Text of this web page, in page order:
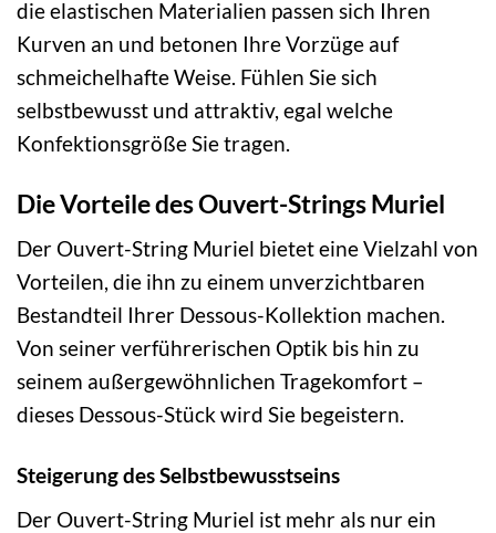
die elastischen Materialien passen sich Ihren
Kurven an und betonen Ihre Vorzüge auf
schmeichelhafte Weise. Fühlen Sie sich
selbstbewusst und attraktiv, egal welche
Konfektionsgröße Sie tragen.
Die Vorteile des Ouvert-Strings Muriel
Der Ouvert-String Muriel bietet eine Vielzahl von
Vorteilen, die ihn zu einem unverzichtbaren
Bestandteil Ihrer Dessous-Kollektion machen.
Von seiner verführerischen Optik bis hin zu
seinem außergewöhnlichen Tragekomfort –
dieses Dessous-Stück wird Sie begeistern.
Steigerung des Selbstbewusstseins
Der Ouvert-String Muriel ist mehr als nur ein